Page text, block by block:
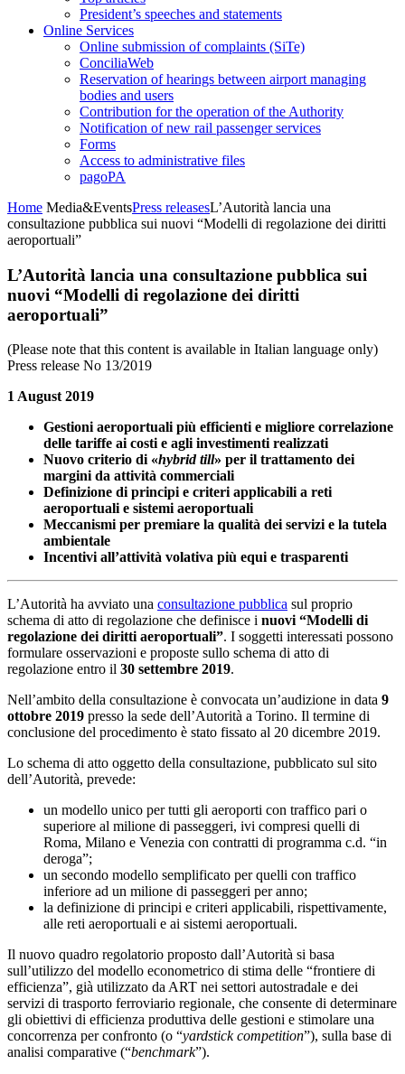
President’s speeches and statements
Online Services
Online submission of complaints (SiTe)
ConciliaWeb
Reservation of hearings between airport managing
bodies and users
Contribution for the operation of the Authority
Notification of new rail passenger services
Forms
Access to administrative files
pagoPA
Home Media&EventsPress releasesL’Autorità lancia una
consultazione pubblica sui nuovi “Modelli di regolazione dei diritti
aeroportuali”
L’Autorità lancia una consultazione pubblica sui
nuovi “Modelli di regolazione dei diritti
aeroportuali”
(Please note that this content is available in Italian language only)
Press release No 13/2019
1 August 2019
Gestioni aeroportuali più efficienti e migliore correlazione
delle tariffe ai costi e agli investimenti realizzati
Nuovo criterio di «hybrid till» per il trattamento dei
margini da attività commerciali
Definizione di principi e criteri applicabili a reti
aeroportuali e sistemi aeroportuali
Meccanismi per premiare la qualità dei servizi e la tutela
ambientale
Incentivi all’attività volativa più equi e trasparenti
L’Autorità ha avviato una consultazione pubblica sul proprio
schema di atto di regolazione che definisce i nuovi “Modelli di
regolazione dei diritti aeroportuali”. I soggetti interessati possono
formulare osservazioni e proposte sullo schema di atto di
regolazione entro il 30 settembre 2019.
Nell’ambito della consultazione è convocata un’audizione in data 9
ottobre 2019 presso la sede dell’Autorità a Torino. Il termine di
conclusione del procedimento è stato fissato al 20 dicembre 2019.
Lo schema di atto oggetto della consultazione, pubblicato sul sito
dell’Autorità, prevede:
un modello unico per tutti gli aeroporti con traffico pari o
superiore al milione di passeggeri, ivi compresi quelli di
Roma, Milano e Venezia con contratti di programma c.d. “in
deroga”;
un secondo modello semplificato per quelli con traffico
inferiore ad un milione di passeggeri per anno;
la definizione di principi e criteri applicabili, rispettivamente,
alle reti aeroportuali e ai sistemi aeroportuali.
Il nuovo quadro regolatorio proposto dall’Autorità si basa
sull’utilizzo del modello econometrico di stima delle “frontiere di
efficienza”, già utilizzato da ART nei settori autostradale e dei
servizi di trasporto ferroviario regionale, che consente di determinare
gli obiettivi di efficienza produttiva delle gestioni e stimolare una
concorrenza per confronto (o “yardstick competition”), sulla base di
analisi comparative (“benchmark”).